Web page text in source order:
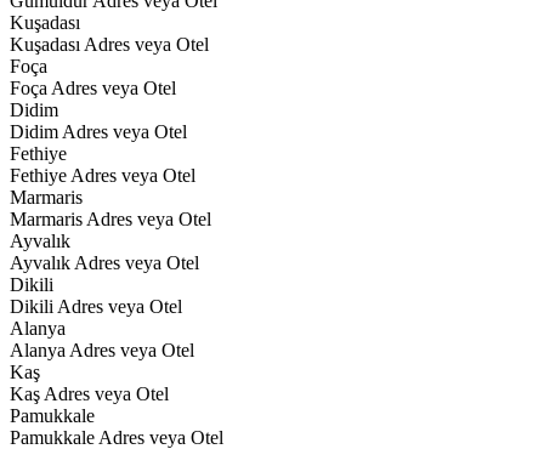
Kuşadası
Kuşadası Adres veya Otel
Foça
Foça Adres veya Otel
Didim
Didim Adres veya Otel
Fethiye
Fethiye Adres veya Otel
Marmaris
Marmaris Adres veya Otel
Ayvalık
Ayvalık Adres veya Otel
Dikili
Dikili Adres veya Otel
Alanya
Alanya Adres veya Otel
Kaş
Kaş Adres veya Otel
Pamukkale
Pamukkale Adres veya Otel